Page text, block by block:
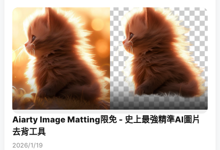
Aiarty Image Matting限免 - 史上最強精準AI圖片
去背工具
2026/1/19